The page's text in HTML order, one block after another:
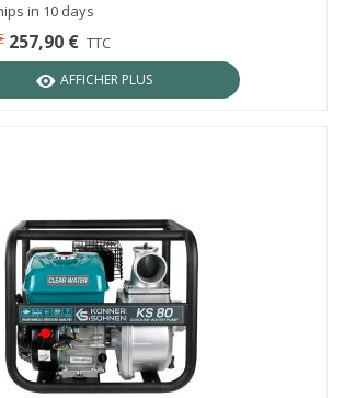
in 10 days
257,90 € TTC
AFFICHER PLUS